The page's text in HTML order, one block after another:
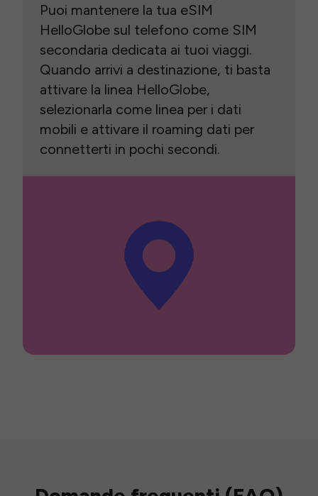
Puoi mantenere la tua eSIM
HelloGlobe sul telefono come SIM
secondaria dedicata ai tuoi viaggi.
Quando arrivi a destinazione, ti basta
attivare la linea HelloGlobe,
selezionarla come linea per i dati
mobili e attivare il roaming dati per
connetterti in pochi secondi.